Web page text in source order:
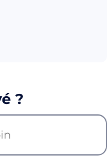
?